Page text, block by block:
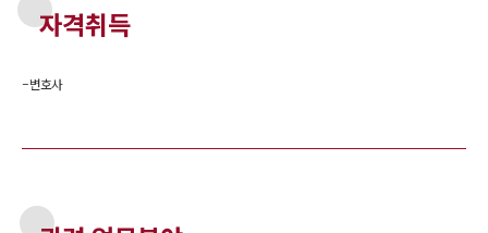
자격취득
-변호사